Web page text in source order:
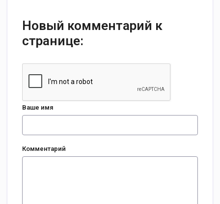
Новый комментарий к
странице:
Ваше имя
Комментарий